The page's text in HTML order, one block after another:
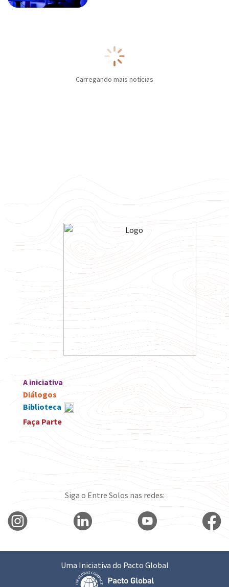
Carregando mais notícias
A iniciativa
Diálogos
Biblioteca
Faça Parte
Siga o Entre Solos nas redes:
Uma Iniciativa do Pacto Global